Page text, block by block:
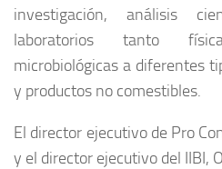
investigación, análisis
laboratorios tanto
microbiológicas a diferentes
y productos no comestibles.
El director ejecutivo de Pro
y el director ejecutivo del IIBI,